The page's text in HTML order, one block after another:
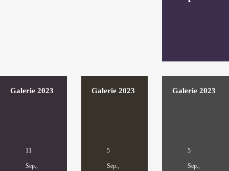
Galerie 2023
11
Sep.,
Galerie 2023
5
Sep.,
Galerie 2023
5
Sep.,